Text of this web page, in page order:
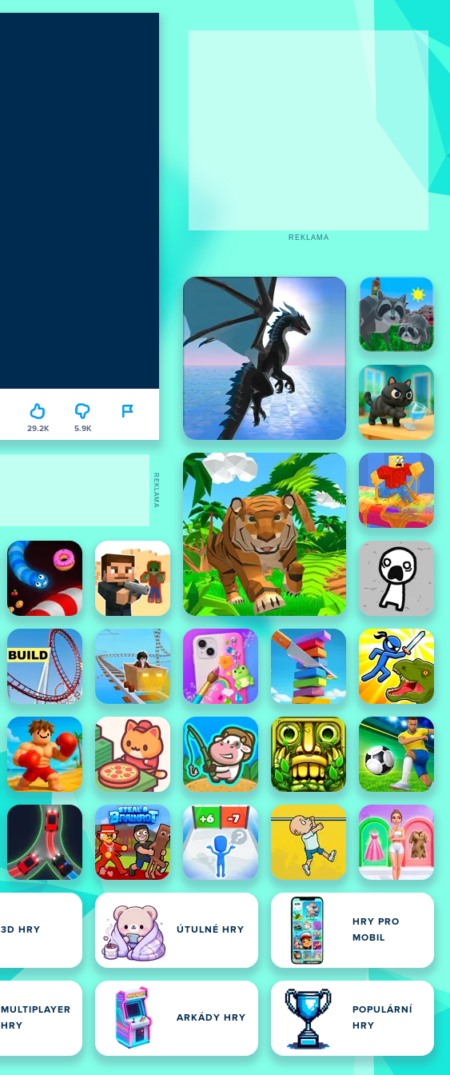
29.2K 5.9K
3D HRY ÚTULNÉ HRY
HRY PRO
MOBIL
MULTIPLAYER
HRY
ARKÁDY HRY
POPULÁRNÍ
HRY
REKLAMA
REKLAMA